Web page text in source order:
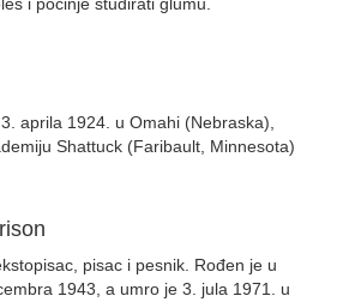
aprila 1924. u Omahi (Nebraska),
Shattuck (Faribault, Minnesota)
pisac i pesnik. Rođen je u
1943, a umro je 3. jula 1971. u